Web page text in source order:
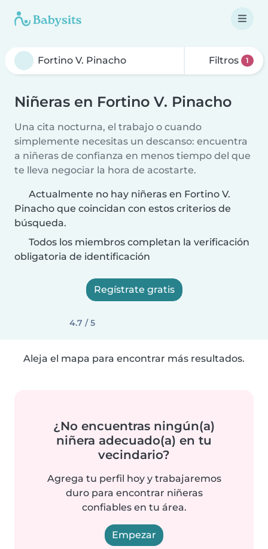
Filtros 1
Niñeras en Fortino V. Pinacho
Una cita nocturna, el trabajo o cuando
simplemente necesitas un descanso: encuentra
a niñeras de confianza en menos tiempo del que
te lleva negociar la hora de acostarte.
Actualmente no hay niñeras en Fortino V.
Pinacho que coincidan con estos criterios de
búsqueda.
Todos los miembros completan la verificación
obligatoria de identificación
Regístrate gratis
4.7 / 5
Aleja el mapa para encontrar más resultados.
¿No encuentras ningún(a)
niñera adecuado(a) en tu
vecindario?
Agrega tu perfil hoy y trabajaremos
duro para encontrar niñeras
confiables en tu área.
Empezar